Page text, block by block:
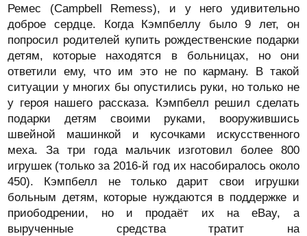
Ремес (Campbell Remess), и у него удивительно
доброе сердце. Когда Кэмпбеллу было 9 лет, он
попросил родителей купить рождественские подарки
детям, которые находятся в больницах, но они
ответили ему, что им это не по карману. В такой
ситуации у многих бы опустились руки, но только не
у героя нашего рассказа. Кэмпбелл решил сделать
подарки детям своими руками, вооружившись
швейной машинкой и кусочками искусственного
меха. За три года мальчик изготовил более 800
игрушек (только за 2016-й год их насобиралось около
450). Кэмпбелл не только дарит свои игрушки
больным детям, которые нуждаются в поддержке и
приободрении, но и продаёт их на eBay, а
вырученные средства тратит на